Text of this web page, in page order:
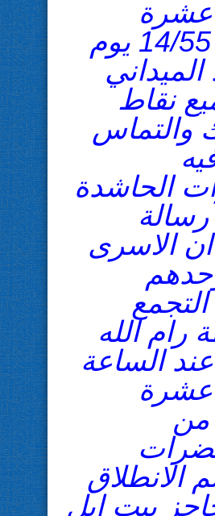
عشرة
– الاحد 14/55 يوم
نقاط
والتماس
الحاشدة
الاسرى
رام الله
عند الساعة
عشرة
من
الانطلاق
بيت ايل